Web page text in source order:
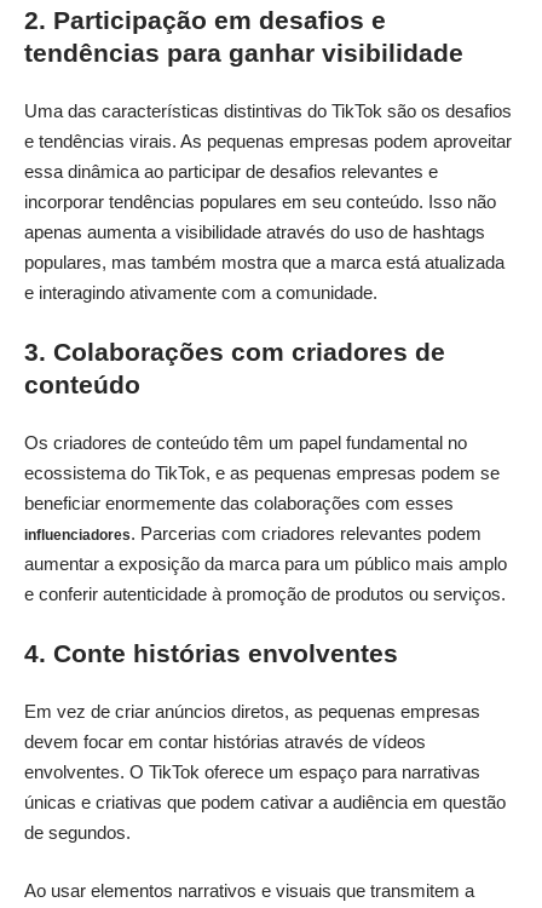
2. Participação em desafios e
tendências para ganhar visibilidade
Uma das características distintivas do TikTok são os desafios
e tendências virais. As pequenas empresas podem aproveitar
essa dinâmica ao participar de desafios relevantes e
incorporar tendências populares em seu conteúdo. Isso não
apenas aumenta a visibilidade através do uso de hashtags
populares, mas também mostra que a marca está atualizada
e interagindo ativamente com a comunidade.
3. Colaborações com criadores de
conteúdo
Os criadores de conteúdo têm um papel fundamental no
ecossistema do TikTok, e as pequenas empresas podem se
beneficiar enormemente das colaborações com esses
influenciadores. Parcerias com criadores relevantes podem
aumentar a exposição da marca para um público mais amplo
e conferir autenticidade à promoção de produtos ou serviços.
4. Conte histórias envolventes
Em vez de criar anúncios diretos, as pequenas empresas
devem focar em contar histórias através de vídeos
envolventes. O TikTok oferece um espaço para narrativas
únicas e criativas que podem cativar a audiência em questão
de segundos.
Ao usar elementos narrativos e visuais que transmitem a